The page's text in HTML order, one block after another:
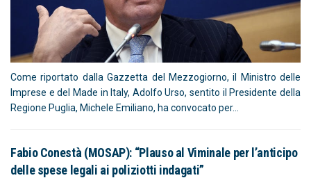
Come riportato dalla Gazzetta del Mezzogiorno, il Ministro delle
Imprese e del Made in Italy, Adolfo Urso, sentito il Presidente della
Regione Puglia, Michele Emiliano, ha convocato per...
Fabio Conestà (MOSAP): “Plauso al Viminale per l’anticipo
delle spese legali ai poliziotti indagati”